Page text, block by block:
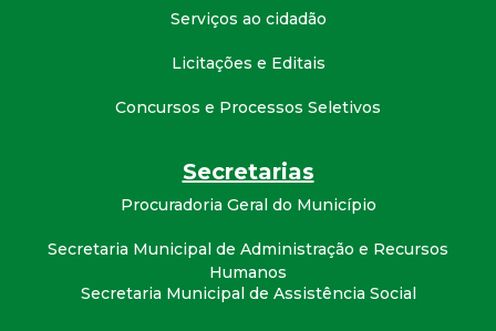
Serviços ao cidadão
Licitações e Editais
Concursos e Processos Seletivos
Secretarias
Procuradoria Geral do Município
Secretaria Municipal de Administração e Recursos
Humanos
Secretaria Municipal de Assistência Social